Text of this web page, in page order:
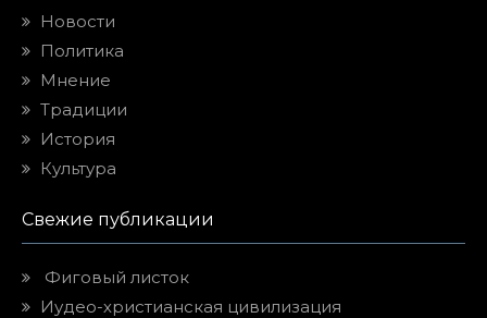
Новости
Политика
Мнение
Традиции
История
Культура
Свежие публикации
Фиговый листок
Иудео-христианская цивилизация